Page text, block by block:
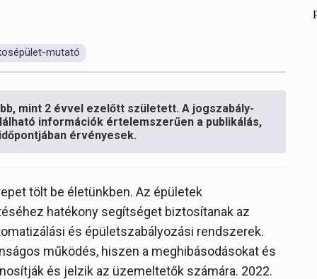
mutató
mint 2 évvel ezelőtt született. A jogszabály-
információk értelemszerűen a publikálás,
érvényesek.
tölt be életünkben. Az épületek
hatékony segítséget biztosítanak az
és épületszabályozási rendszerek.
működés, hiszen a meghibásodásokat és
és jelzik az üzemeltetők számára. 2022.